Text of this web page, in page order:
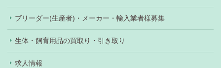
ブリーダー(生産者)・メーカー・輸入業者様募集
生体・飼育用品の買取り・引き取り
求人情報